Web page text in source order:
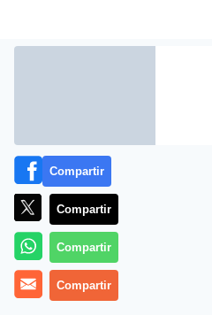
Más información
Compartir
Compartir
Compartir
Compartir